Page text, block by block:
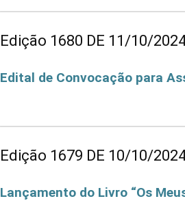
Edição 1680 DE 11/10/
Edital de Convocação para
Edição 1679 DE 10/10/
Lançamento do Livro “Os